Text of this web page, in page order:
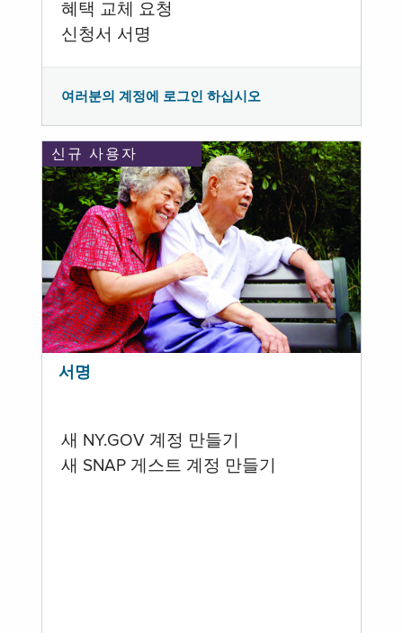
혜택 교체 요청
신청서 서명
여러분의 계정에 로그인 하십시오
신규 사용자
서명
새 NY.GOV 계정 만들기
새 SNAP 게스트 계정 만들기